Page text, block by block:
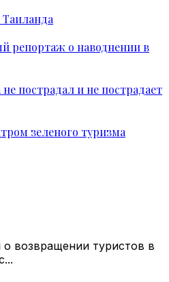
репортаж о наводнении в
пострадал и не пострадает
зеленого туризма
возвращении туристов в